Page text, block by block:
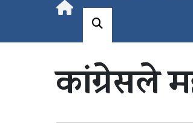
कांग्रेसले